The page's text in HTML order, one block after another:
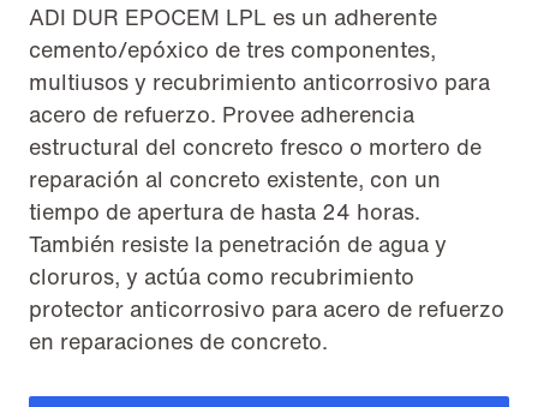
ADI DUR EPOCEM LPL es un adherente
cemento/epóxico de tres componentes,
multiusos y recubrimiento anticorrosivo para
acero de refuerzo. Provee adherencia
estructural del concreto fresco o mortero de
reparación al concreto existente, con un
tiempo de apertura de hasta 24 horas.
También resiste la penetración de agua y
cloruros, y actúa como recubrimiento
protector anticorrosivo para acero de refuerzo
en reparaciones de concreto.